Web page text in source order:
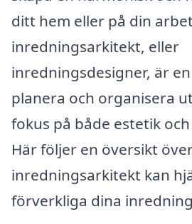
ditt hem eller på din
inredningsarkitekt, eller
inredningsdesigner, är
planera och organisera
fokus på både estetik
Här följer en översikt
inredningsarkitekt kan
förverkliga dina